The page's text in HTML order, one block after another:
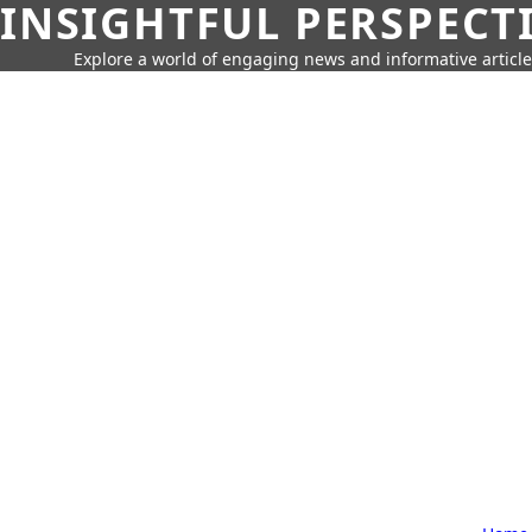
INSIGHTFUL
Explore a world of engaging news and informative